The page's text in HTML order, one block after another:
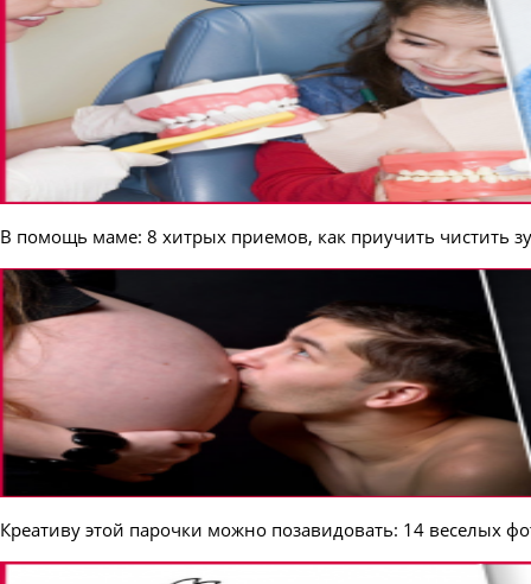
В помощь маме: 8 хитрых приемов, как приучить чистить
Креативу этой парочки можно позавидовать: 14 веселых